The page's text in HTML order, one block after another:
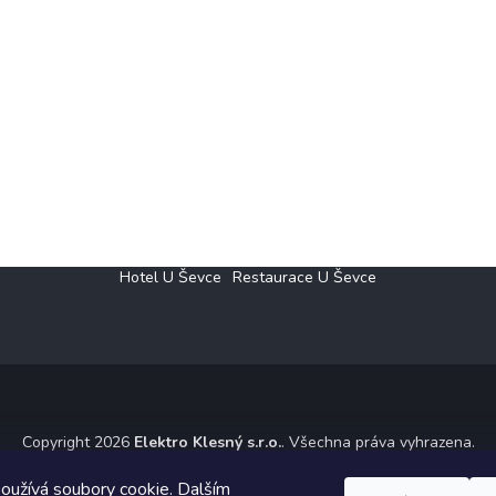
soubory cookie. Dalším
Hotel U Ševce Restaurace U Ševce
Copyright 2026 Elektro Klesný s.r.o.. Všechna práva vyhrazena.
Tomáš Hlad&